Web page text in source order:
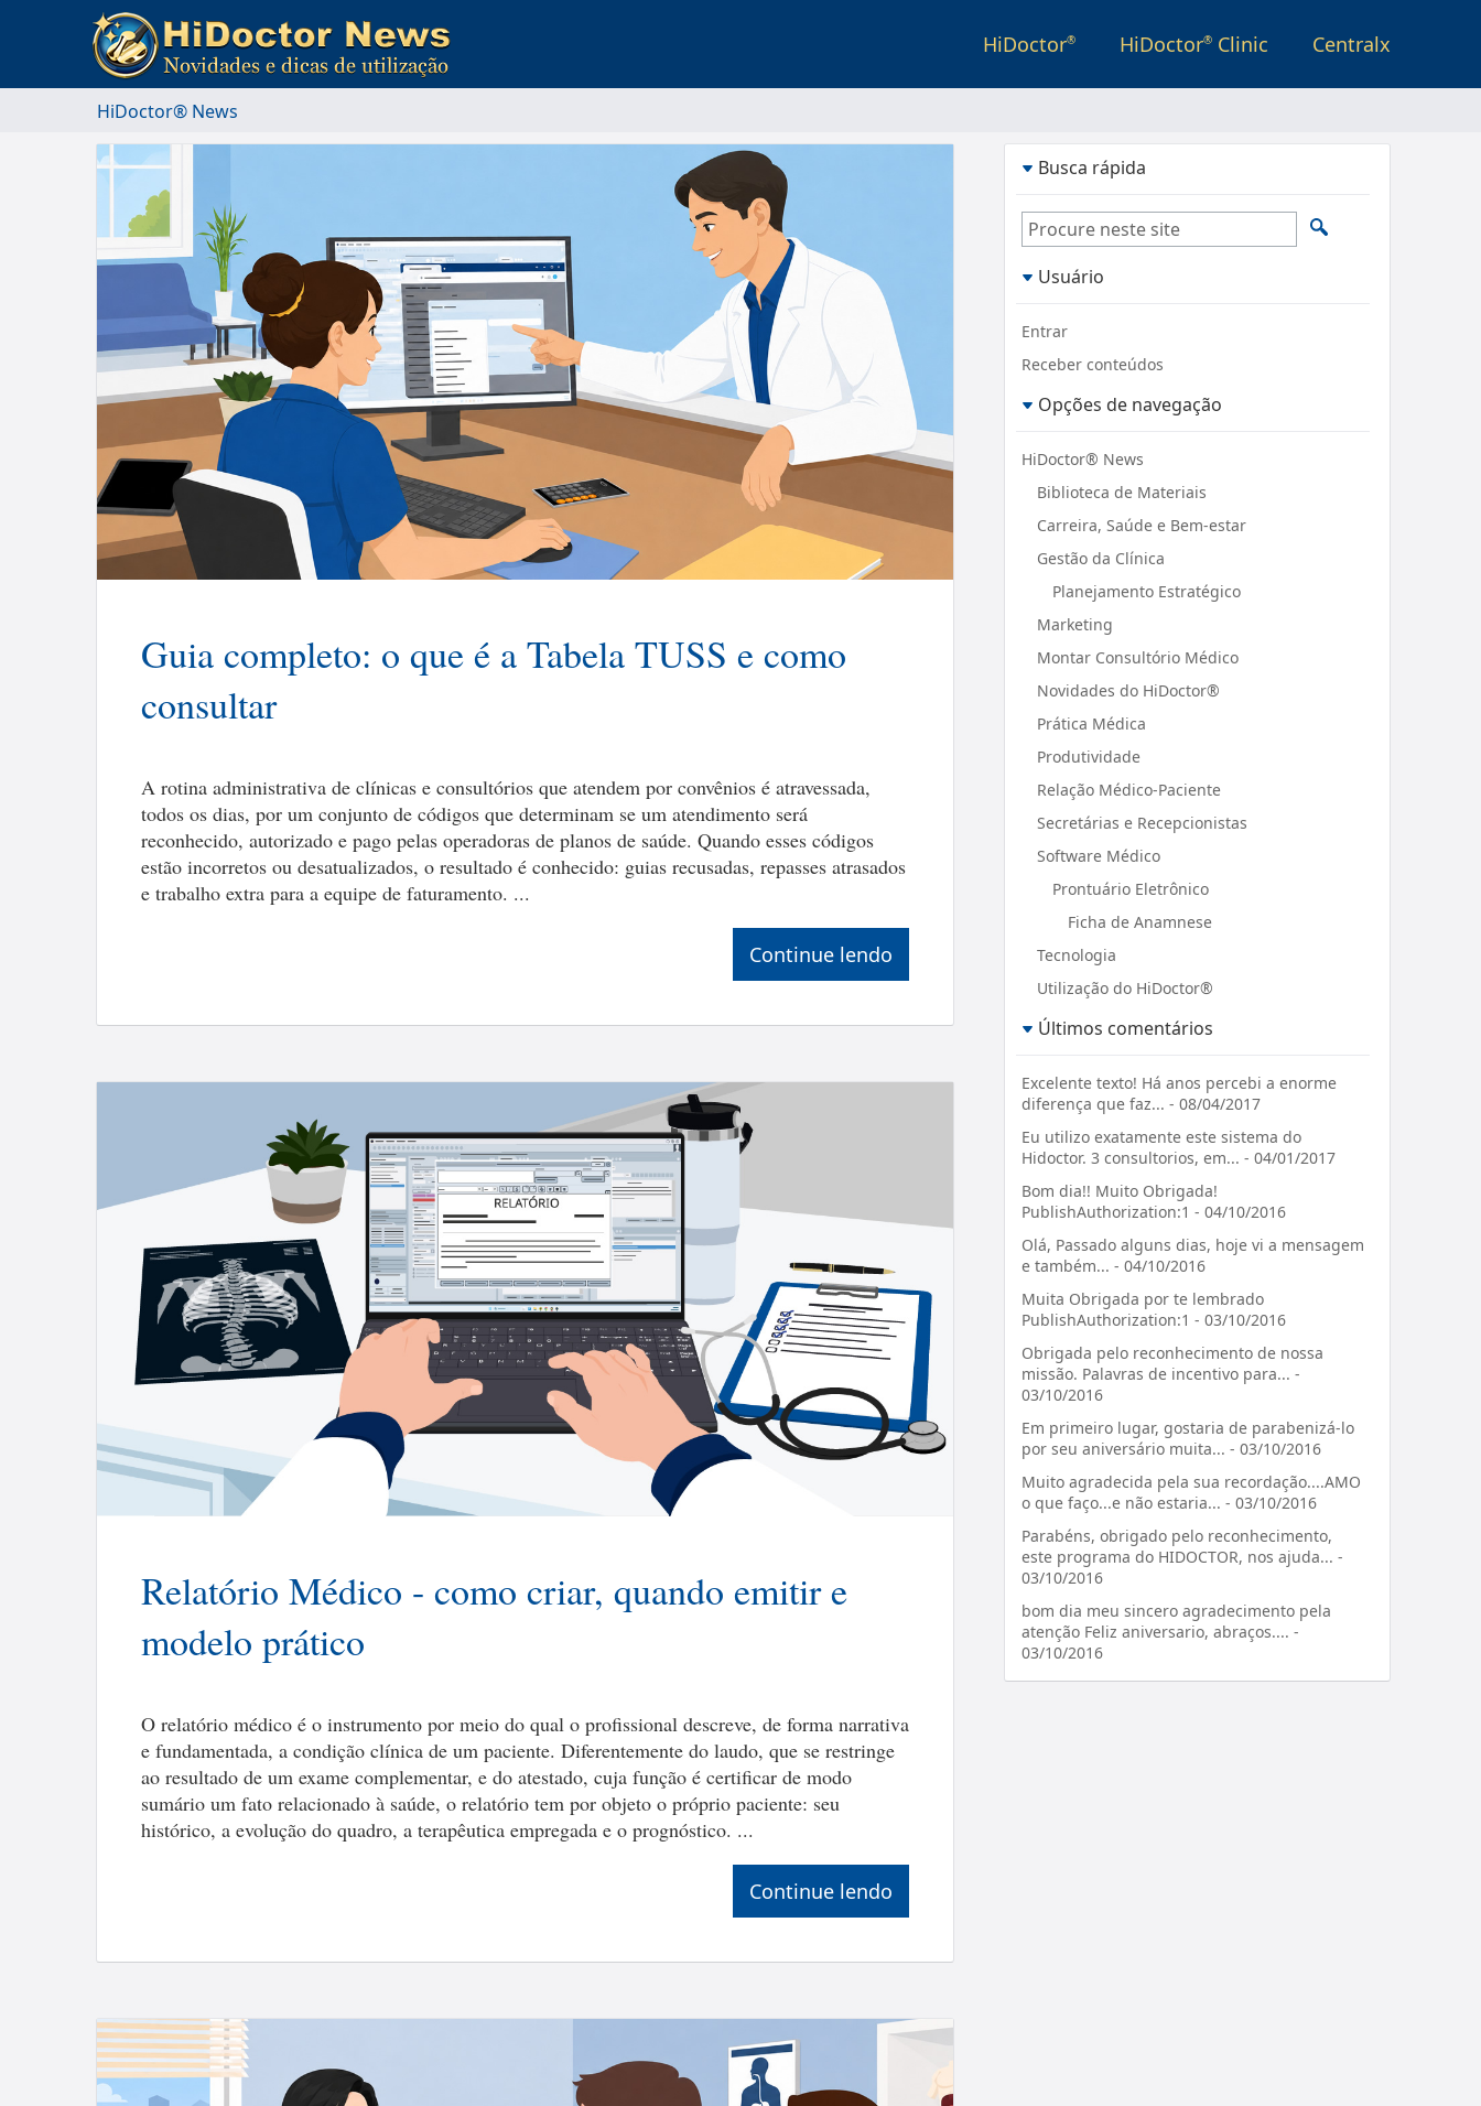
HiDoctor® HiDoctor® Clinic Centralx
HiDoctor® News
Guia completo: o que é a Tabela TUSS e como
consultar
A rotina administrativa de clínicas e consultórios que atendem por convênios é atravessada,
todos os dias, por um conjunto de códigos que determinam se um atendimento será
reconhecido, autorizado e pago pelas operadoras de planos de saúde. Quando esses códigos
estão incorretos ou desatualizados, o resultado é conhecido: guias recusadas, repasses atrasados
e trabalho extra para a equipe de faturamento. ...
Continue lendo
Relatório Médico - como criar, quando emitir e
modelo prático
O relatório médico é o instrumento por meio do qual o profissional descreve, de forma narrativa
e fundamentada, a condição clínica de um paciente. Diferentemente do laudo, que se restringe
ao resultado de um exame complementar, e do atestado, cuja função é certificar de modo
sumário um fato relacionado à saúde, o relatório tem por objeto o próprio paciente: seu
histórico, a evolução do quadro, a terapêutica empregada e o prognóstico. ...
Continue lendo
Busca rápida
Usuário
Entrar
Receber conteúdos
Opções de navegação
HiDoctor® News
Biblioteca de Materiais
Carreira, Saúde e Bem-estar
Gestão da Clínica
Planejamento Estratégico
Marketing
Montar Consultório Médico
Novidades do HiDoctor®
Prática Médica
Produtividade
Relação Médico-Paciente
Secretárias e Recepcionistas
Software Médico
Prontuário Eletrônico
Ficha de Anamnese
Tecnologia
Utilização do HiDoctor®
Últimos comentários
Excelente texto! Há anos percebi a enorme
diferença que faz... - 08/04/2017
Eu utilizo exatamente este sistema do
Hidoctor. 3 consultorios, em... - 04/01/2017
Bom dia!! Muito Obrigada!
PublishAuthorization:1 - 04/10/2016
Olá, Passado alguns dias, hoje vi a mensagem
e também... - 04/10/2016
Muita Obrigada por te lembrado
PublishAuthorization:1 - 03/10/2016
Obrigada pelo reconhecimento de nossa
missão. Palavras de incentivo para... -
03/10/2016
Em primeiro lugar, gostaria de parabenizá-lo
por seu aniversário muita... - 03/10/2016
Muito agradecida pela sua recordação....AMO
o que faço...e não estaria... - 03/10/2016
Parabéns, obrigado pelo reconhecimento,
este programa do HIDOCTOR, nos ajuda... -
03/10/2016
bom dia meu sincero agradecimento pela
atenção Feliz aniversario, abraços.... -
03/10/2016